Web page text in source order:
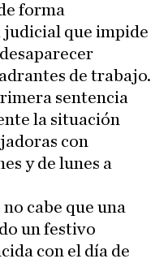
forma
judicial que impide
de trabajo.
sentencia
la situación
con
y de lunes a
cabe que una
un festivo
con el día de